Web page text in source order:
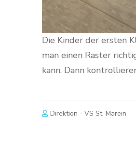
Die Kinder der ersten
man einen Raster
kann. Dann
Direktion - VS St. Marein